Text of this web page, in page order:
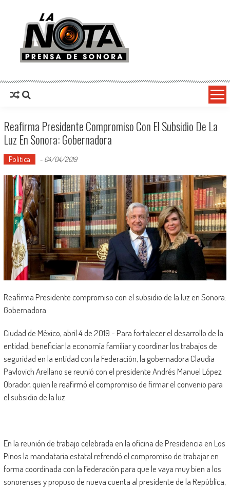
La Nota Prensa De Sonora
Reafirma Presidente Compromiso Con El Subsidio De La
Luz En Sonora: Gobernadora
Política - 04/04/2019
Reafirma Presidente compromiso con el subsidio de la luz en Sonora:
Gobernadora
Ciudad de México, abril 4 de 2019.- Para fortalecer el desarrollo de la
entidad, beneficiar la economía familiar y coordinar los trabajos de
seguridad en la entidad con la Federación, la gobernadora Claudia
Pavlovich Arellano se reunió con el presidente Andrés Manuel López
Obrador, quien le reafirmó el compromiso de firmar el convenio para
el subsidio de la luz.
En la reunión de trabajo celebrada en la oficina de Presidencia en Los
Pinos la mandataria estatal refrendó el compromiso de trabajar en
forma coordinada con la Federación para que le vaya muy bien a los
sonorenses y propuso de nueva cuenta al presidente de la República,